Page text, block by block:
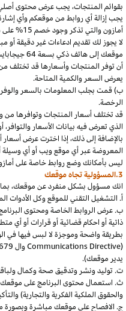
بقوائم المنتجات، يجب عرض محتوى
يجب إزالة أي روابط من موقعكم وأي
أمازون والتي تذكر وجود خصم 15% على منتجات
لا يجوز لك تقديم ادعاءاتغيردقيقةأو
موقعكإلىهاتفذكي بسعة
أن توفر المنتجات وأسعارها قد تختلف
يعرض السعر والكمية المتاحة.
ب) قمت بجلب المعلومات بالسعر
الرخصة.
قد تختلف أسعار المنتجات وتوافرها من
الذي تعرض فيه بيانات الأسعار
بالإضافة إلىذلك، إذا اخترتعرضأسعار
المعروضةعبر أي موقعويبأوأيوسيلة
ليس بأمكانكوضع روابط خاصة على
3.المسؤولية تجاه موقعك
انك مسؤول بشكل منفرد عن موقعك،
أ. التشغيل التقني للموقع وكل الأدوات
ب. عرض الروابط الخاصة ومحتوى البرنامج
ذاتية أو احكام قضائية أو قرارات أو أي
بطريقة واضحة وموجزة لا لبس فيها في
Communications Directive) وال
يدير موقعك).
ت. توليد ونشر وتدقيق صحة وكمال
ث. استعمال محتوى البرنامج على
والحقوق الملكية الفكرية والتجارية)
ج. الافصاح على موقعك مباشرة وبصورة